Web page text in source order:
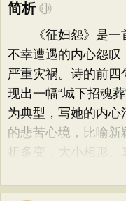
简析
《征妇怨》是一
不幸遭遇的内心怨叹
严重灾祸。诗的前
现出一幅“城下招魂
为典型，写她的内
的悲苦心境，比喻
折多变，大小相形、